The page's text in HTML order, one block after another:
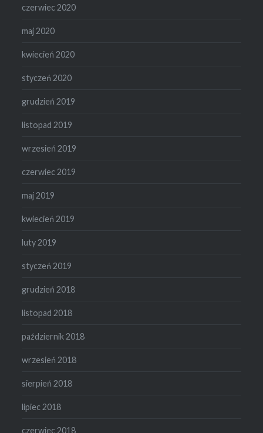
czerwiec 2020
maj 2020
kwiecień 2020
styczeń 2020
grudzień 2019
listopad 2019
wrzesień 2019
czerwiec 2019
maj 2019
kwiecień 2019
luty 2019
styczeń 2019
grudzień 2018
listopad 2018
październik 2018
wrzesień 2018
sierpień 2018
lipiec 2018
czerwiec 2018